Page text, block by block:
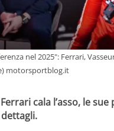
nel 2025": Ferrari,
motorsportblog.it
cala l’asso, le